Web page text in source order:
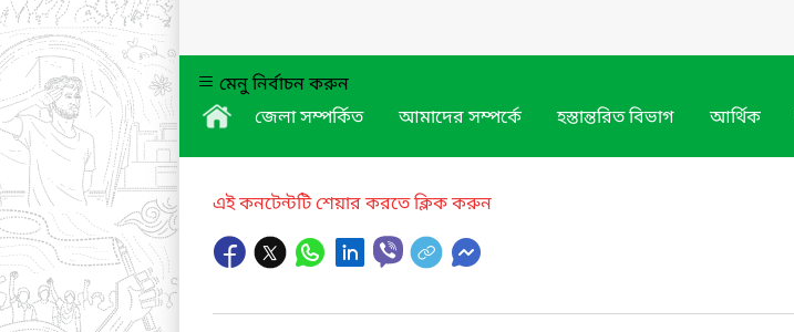
মেনু নির্বাচন করুন
জেলা সম্পর্কিত
আমাদের সম্পর্কে হস্তান্তরিত বিভাগ আর্থিক
এই কনটেন্টটি শেয়ার করতে ক্লিক করুন